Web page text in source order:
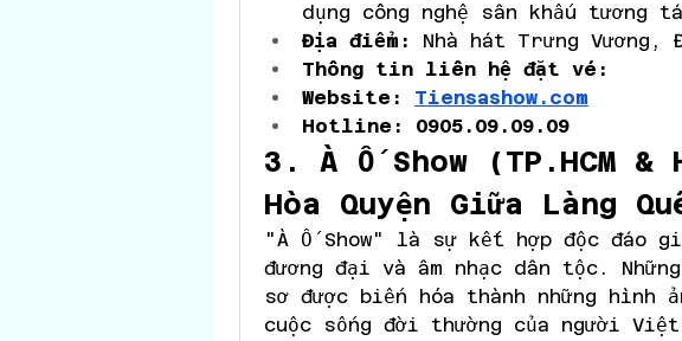
dụng công nghệ sân khấu tương
Địa điểm:
Nhà hát Trưng Vương,
Thông tin liên hệ đặt vé:
Website: Tiensashow.com
Hotline: 0905.09.09.09
3. À Ố Show (TP.HCM
Hòa Quyện Giữa Làng
"À Ố Show" là sự kết hợp độc đáo
đương đại và âm nhạc dân tộc.
sơ được biến hóa thành những hình
cuộc sống đời thường của người